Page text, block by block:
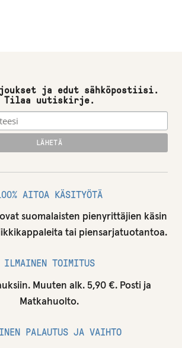
ja edut sähköpostiisi.
Tilaa uutiskirje.
AITOA KÄSITYÖTÄ
suomalaisten pienyrittäjien käsin
tai piensarjatuotantoa.
ILMAINEN TOIMITUS
Muuten alk. 5,90 €. Posti ja
Matkahuolto.
PALAUTUS JA VAIHTO